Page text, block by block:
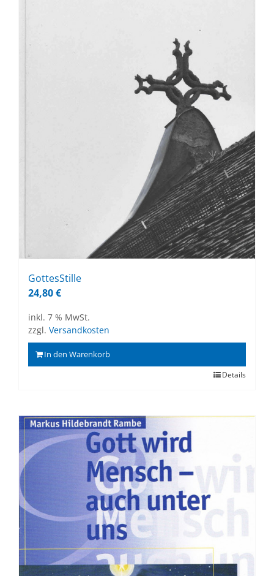
Got­tes­Stil­le
24,80€
inkl. 7 % MwSt.
zzgl. Versandkosten
In den Warenkorb
Details